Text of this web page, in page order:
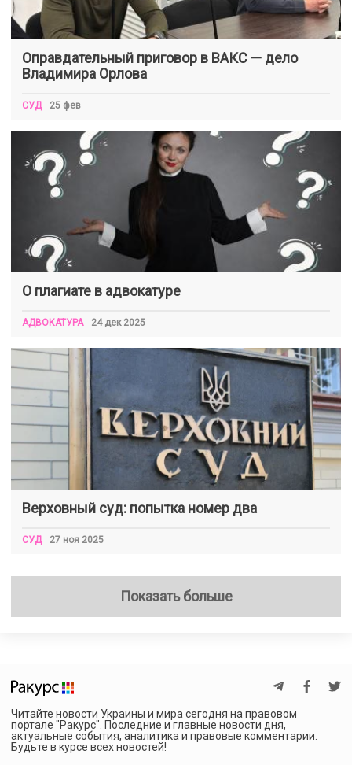
Оправдательный приговор в ВАКС — дело
Владимира Орлова
СУД 25 фев
О плагиате в адвокатуре
АДВОКАТУРА 24 дек 2025
Верховный суд: попытка номер два
СУД 27 ноя 2025
Показать больше
Читайте новости Украины и мира сегодня на правовом
портале "Ракурс". Последние и главные новости дня,
актуальные события, аналитика и правовые комментарии.
Будьте в курсе всех новостей!